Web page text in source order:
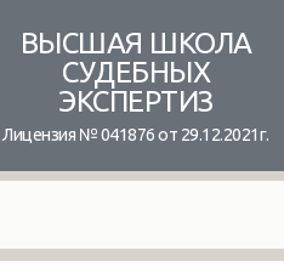
content
ВЫСШАЯ ШКОЛА
СУДЕБНЫХ
ЭКСПЕРТИЗ
Лицензия № 041876 от 29.12.2021г.